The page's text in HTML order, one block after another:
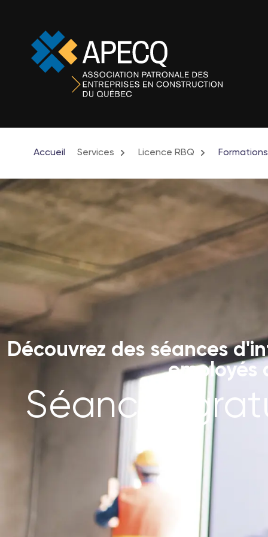
Accueil Services Licence RBQ
Découvrez des séances
employés
Séances